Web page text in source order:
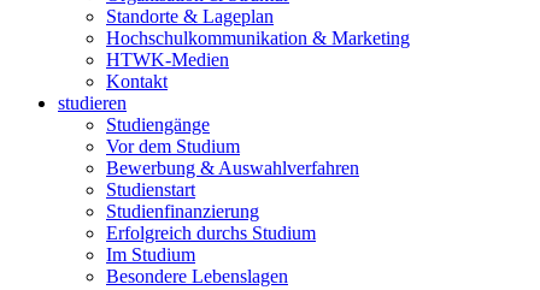
Standorte & Lageplan
Hochschulkommunikation & Marketing
HTWK-Medien
Kontakt
studieren
Studiengänge
Vor dem Studium
Bewerbung & Auswahlverfahren
Studienstart
Studienfinanzierung
Erfolgreich durchs Studium
Im Studium
Besondere Lebenslagen